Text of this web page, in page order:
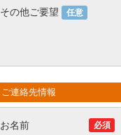
その他ご要望 任意
ご連絡先情報
お名前 必須